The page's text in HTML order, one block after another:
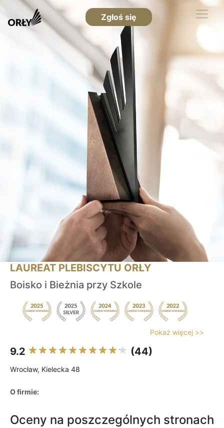
Zgłoś się
LAUREAT PLEBISCYTU ORŁY
Boisko i Bieżnia przy Szkole
Pokaż więcej >>
9.2 (44)
Wrocław, Kielecka 48
O firmie:
Oceny na poszczególnych stronach